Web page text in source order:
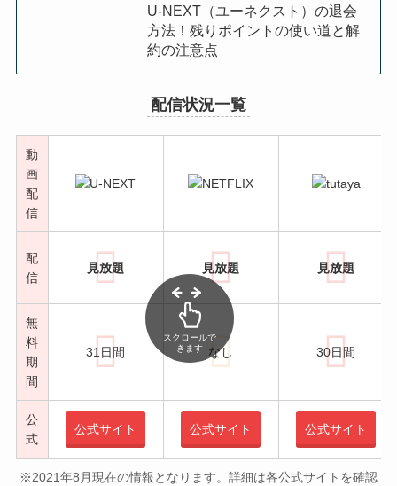
U-NEXT（ユーネクスト）の退会
方法！残りポイントの使い道と解
約の注意点
配信状況一覧
動
画
配
信
配
信
見放題 見放題 見放題
無
料
期
間
31日間 なし 30日間
公
式
公式サイト 公式サイト 公式サイト
スクロールで
きます
※2021年8月現在の情報となります。詳細は各公式サイトを確認